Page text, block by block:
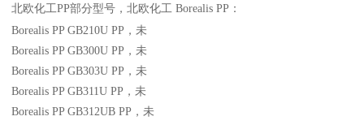
北欧化工PP部分型号，北欧化工 Borealis PP：
Borealis PP GB210U PP ，未
Borealis PP GB300U PP ，未
Borealis PP GB303U PP ，未
Borealis PP GB311U PP ，未
Borealis PP GB312UB PP ，未